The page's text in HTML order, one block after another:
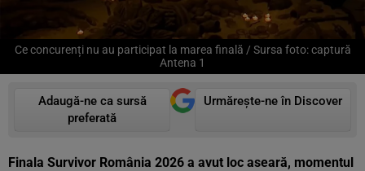
Ce concurenți nu au participat la marea finală / Sursa foto: captură
Antena 1
Adaugă-ne ca sursă
preferată
Urmărește-ne în Discover
Finala Survivor România 2026 a avut loc aseară, momentul